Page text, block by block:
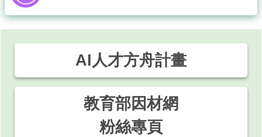
AI人才方舟計畫
教育部因材網
粉絲專頁